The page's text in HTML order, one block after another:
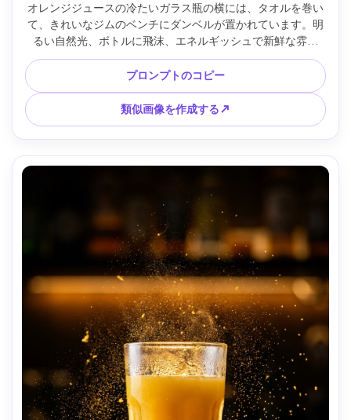
オレンジジュースの冷たいガラス瓶の横には、タオルを巻い
て、きれいなジムのベンチにダンベルが置かれています。明
るい自然光、ボトルに飛沫、エネルギッシュで新鮮な雰囲
気、Nikon Z6 II で撮影、f/2 の 35mm レンズ、鮮明なディテ
ール、フォトリアルなライフスタイル広告、テキストなし --
ar 4:5
プロンプトのコピー
類似画像を作成する↗